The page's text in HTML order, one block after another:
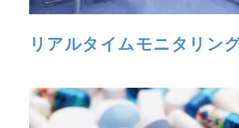
リアルタイムモニタリング